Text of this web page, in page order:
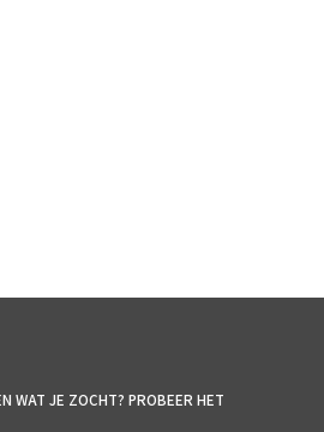
WAT JE ZOCHT? PROBEER HET